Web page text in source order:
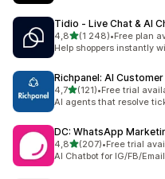
Tidio ‑ Live Chat & AI
4,8z 5 hvězd
(1 248)
Celkový počet recenzí:
•Free plan
Help shoppers instantly
Richpanel: AI
4,7z 5 hvězd
(121)
Celkový počet recenzí: 121
•Free trial
AI agents that resolve
DC: WhatsApp
4,8z 5 hvězd
(207)
Celkový počet recenzí:
•Free trial
AI Chatbot for IG/FB/